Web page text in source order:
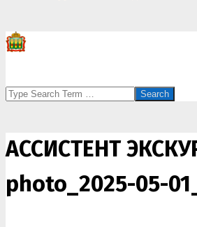
Search
АССИСТЕНТ
photo_2025-05-